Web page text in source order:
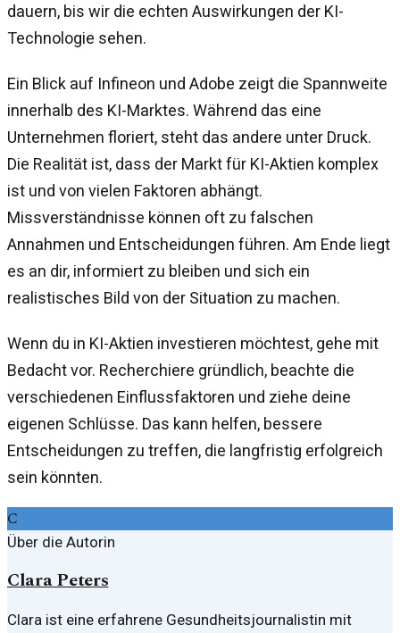
dauern, bis wir die echten Auswirkungen der KI-
Technologie sehen.
Ein Blick auf Infineon und Adobe zeigt die Spannweite
innerhalb des KI-Marktes. Während das eine
Unternehmen floriert, steht das andere unter Druck.
Die Realität ist, dass der Markt für KI-Aktien komplex
ist und von vielen Faktoren abhängt.
Missverständnisse können oft zu falschen
Annahmen und Entscheidungen führen. Am Ende liegt
es an dir, informiert zu bleiben und sich ein
realistisches Bild von der Situation zu machen.
Wenn du in KI-Aktien investieren möchtest, gehe mit
Bedacht vor. Recherchiere gründlich, beachte die
verschiedenen Einflussfaktoren und ziehe deine
eigenen Schlüsse. Das kann helfen, bessere
Entscheidungen zu treffen, die langfristig erfolgreich
sein könnten.
C
Über die Autorin
Clara Peters
Clara ist eine erfahrene Gesundheitsjournalistin mit